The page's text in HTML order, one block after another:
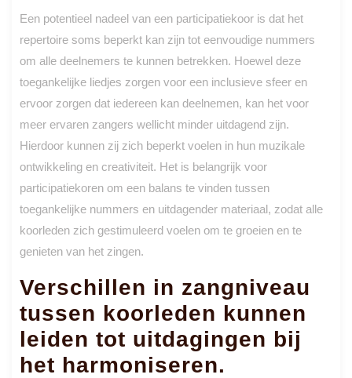
Een potentieel nadeel van een participatiekoor is dat het
repertoire soms beperkt kan zijn tot eenvoudige nummers
om alle deelnemers te kunnen betrekken. Hoewel deze
toegankelijke liedjes zorgen voor een inclusieve sfeer en
ervoor zorgen dat iedereen kan deelnemen, kan het voor
meer ervaren zangers wellicht minder uitdagend zijn.
Hierdoor kunnen zij zich beperkt voelen in hun muzikale
ontwikkeling en creativiteit. Het is belangrijk voor
participatiekoren om een balans te vinden tussen
toegankelijke nummers en uitdagender materiaal, zodat alle
koorleden zich gestimuleerd voelen om te groeien en te
genieten van het zingen.
Verschillen in zangniveau
tussen koorleden kunnen
leiden tot uitdagingen bij
het harmoniseren.